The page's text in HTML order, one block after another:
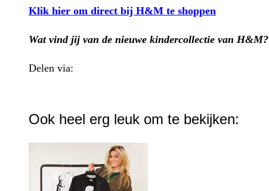
Klik hier om direct bij H&M te shoppen
Wat vind jij van de nieuwe kindercollectie van H&M?
Delen via:
Ook heel erg leuk om te bekijken: